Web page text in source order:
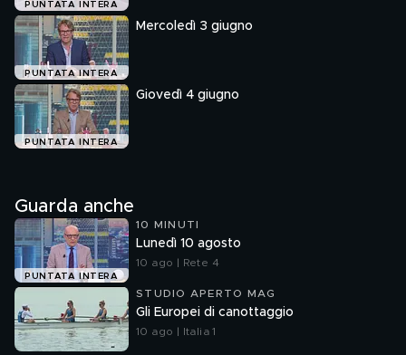
PUNTATA INTERA
PUNTATA INTERA
Mercoledì 3 giugno
PUNTATA INTERA
Giovedì 4 giugno
Guarda anche
PUNTATA INTERA
10 MINUTI
Lunedì 10 agosto
10 ago | Rete 4
STUDIO APERTO MAG
Gli Europei di canottaggio
10 ago | Italia 1